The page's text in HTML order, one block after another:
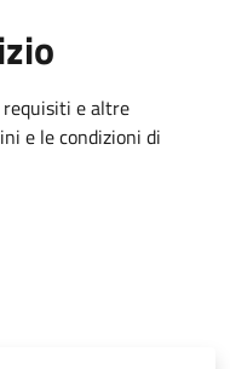
requisiti e altre
e le condizioni di